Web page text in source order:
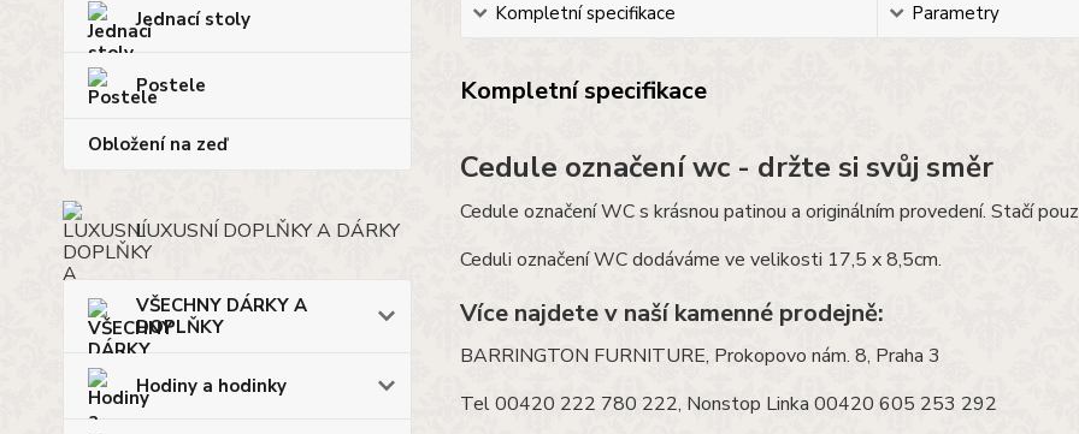
Jednací stoly
Postele
Obložení na zeď
LUXUSNÍ DOPLŇKY A DÁRKY
VŠECHNY DÁRKY A
DOPLŇKY
Hodiny a hodinky
Kompletní specifikace Parametry
Kompletní specifikace
Cedule označení wc - držte si svůj směr
Cedule označení WC s krásnou patinou a originálním provedení. Stačí
Ceduli označení WC dodáváme ve velikosti 17,5 x 8,5cm.
Více najdete v naší kamenné prodejně:
BARRINGTON FURNITURE, Prokopovo nám. 8, Praha 3
Tel 00420 222 780 222, Nonstop Linka 00420 605 253 292